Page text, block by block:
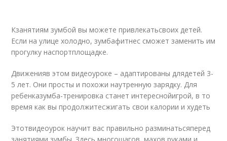
Кзанятиям зумбой вы можете привлекатьсвоих детей.
Если на улице холодно, зумбафитнес сможет заменить им
прогулку наспортплощадке.
Движенияв этом видеоуроке – адаптированы длядетей 3-
5 лет. Они просты и похожи наутренную зарядку. Для
ребенказумба-тренировка станет интереснойигрой, в то
время как вы продолжитесжигать свои калории и худеть
Этотвидеоурок научит вас правильно разминатьсяперед
занятиями зумбы. Здесь многошагов, махов руками и